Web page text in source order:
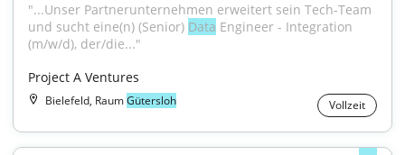
"...Unser Partnerunternehmen erweitert sein Tech-Team
und sucht eine(n) (Senior) Data Engineer - Integration
(m/w/d), der/die..."
Project A Ventures
Bielefeld, RaumGütersloh Vollzeit